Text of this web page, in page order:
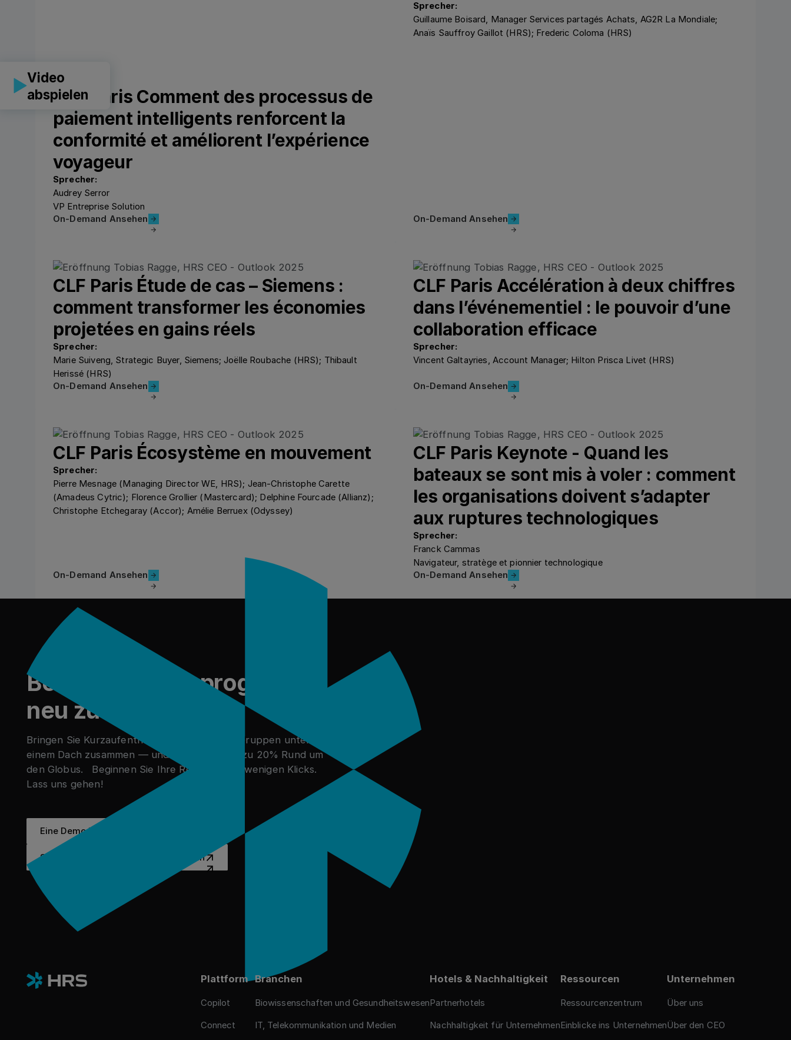
Video
abspielen
CLF Paris Comment des processus de
paiement intelligents renforcent la
conformité et améliorent l’expérience
voyageur
Sprecher:
Audrey Serror
VP Entreprise Solution
On-Demand Ansehen
On-Demand Ansehen
Sprecher:
Guillaume Boisard, Manager Services partagés Achats, AG2R La Mondiale;
Anaïs Sauffroy Gaillot (HRS); Frederic Coloma (HRS)
On-Demand Ansehen
On-Demand Ansehen
CLF Paris Étude de cas – Siemens :
comment transformer les économies
projetées en gains réels
Sprecher:
Marie Suiveng, Strategic Buyer, Siemens; Joëlle Roubache (HRS); Thibault
Herissé (HRS)
On-Demand Ansehen
On-Demand Ansehen
CLF Paris Accélération à deux chiffres
dans l’événementiel : le pouvoir d’une
collaboration efficace
Sprecher:
Vincent Galtayries, Account Manager; Hilton Prisca Livet (HRS)
On-Demand Ansehen
On-Demand Ansehen
CLF Paris Écosystème en mouvement
Sprecher:
Pierre Mesnage (Managing Director WE, HRS); Jean-Christophe Carette
(Amadeus Cytric); Florence Grollier (Mastercard); Delphine Fourcade (Allianz);
Christophe Etchegaray (Accor); Amélie Berruex (Odyssey)
On-Demand Ansehen
On-Demand Ansehen
CLF Paris Keynote - Quand les
bateaux se sont mis à voler : comment
les organisations doivent s’adapter
aux ruptures technologiques
Sprecher:
Franck Cammas
Navigateur, stratège et pionnier technologique
On-Demand Ansehen
On-Demand Ansehen
Bereit, Ihr Reiseprogramm
neu zu erfinden?
Bringen Sie Kurzaufenthalte, Tagungen und Gruppen unter
einem Dach zusammen — und sparen Sie bis zu 20% Rund um
den Globus. Beginnen Sie Ihre Reise mit nur wenigen Klicks.
Lass uns gehen!
Eine Demo buchen
Eine Demo buchen
Sehen Sie sich Erfolgsgeschichten an
Sehen Sie sich Erfolgsgeschichten an
Plattform
Copilot
Connect
Branchen
Biowissenschaften und Gesundheitswesen
IT, Telekommunikation und Medien
Hotels & Nachhaltigkeit
Partnerhotels
Nachhaltigkeit für Unternehmen
Ressourcen
Ressourcenzentrum
Einblicke ins Unternehmen
Unternehmen
Über uns
Über den CEO